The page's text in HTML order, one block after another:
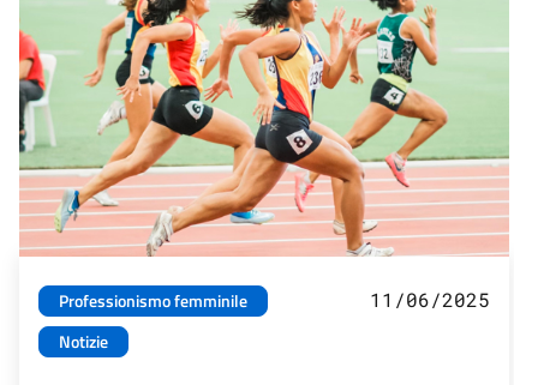
Professionismo femminile
Notizie
11/06/2025